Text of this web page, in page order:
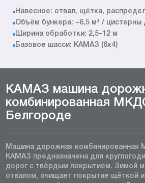
Навесное: отвал, щётка,
Объём бункера: ~6,5 м³ / цистерны
Ширина обработки: 2,5–12 м
Базовое шасси: КАМАЗ (6x4)
КАМАЗ машина
комбинированная
Белгороде
Машина дорожная комбинированная
КАМАЗ предназначена для
дорог с твёрдым покрытием. Зимой
отвалом, очищает покрытие щёткой